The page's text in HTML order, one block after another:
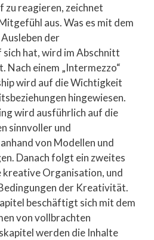
reagieren, zeichnet
aus. Was es mit dem
der
sich hat, wird im Abschnitt
Nach einem „Intermezzo“
wird auf die Wichtigkeit
hingewiesen.
wird ausführlich auf die
sinnvoller und
von Modellen und
Danach folgt ein zweites
kreative Organisation, und
der Kreativität.
beschäftigt sich mit dem
von vollbrachten
werden die Inhalte